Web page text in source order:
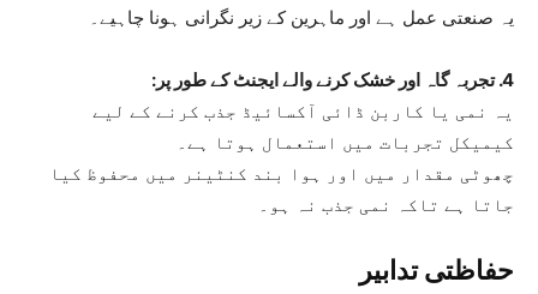
یہ صنعتی عمل ہے اور ماہرین کے زیر نگرانی ہونا چاہیے۔
4. تجربہ گاہ اور خشک کرنے والے ایجنٹ کے طور پر:
یہ نمی یا کاربن ڈائی آکسائیڈ جذب کرنے کے لیے
کیمیکل تجربات میں استعمال ہوتا ہے۔
چھوٹی مقدار میں اور ہوا بند کنٹینر میں محفوظ کیا
جاتا ہے تاکہ نمی جذب نہ ہو۔
حفاظتی تدابیر